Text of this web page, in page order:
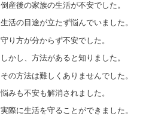
倒産後の家族の生活が不安でした。
生活の目途が立たず悩んでいました。
守り方が分からず不安でした。
しかし、方法があると知りました。
その方法は難しくありませんでした。
悩みも不安も解消されました。
実際に生活を守ることができました。